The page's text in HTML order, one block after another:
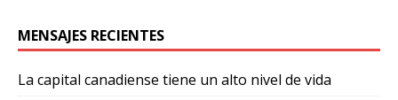
MENSAJES RECIENTES
La capital canadiense tiene un alto nivel de vida